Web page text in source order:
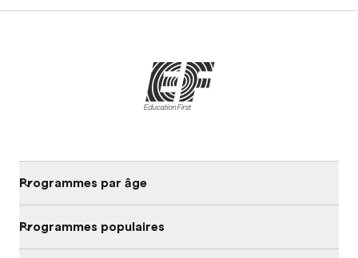
Programmes par âge
Programmes populaires